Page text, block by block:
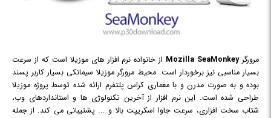
مرورگرMozilla SeaMonkey از خانواده نرم افزار های موزیلا است که از سرعت
بسیار مناسبی نیز برخوردار است. محیط مرورگر موزیلا سیمانکی بسیار کاربر پسند
بوده و به صورت مدرن و با معماری کراس پلتفرم ارائه شده توسط پروژه موزیلا
طراحی شده است. این نرم افزار از آخرین تکنولوژی ها و استانداردهای وب،
شتاب سخت افزاری، سرعت جاوا اسکریپت بالا و ... پشتیبانی می کند. از جمله